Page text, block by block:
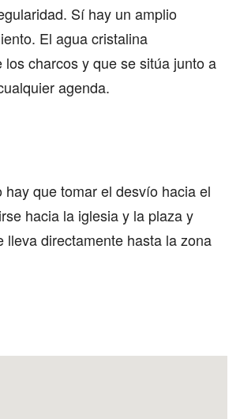
Sí hay un amplio
El agua cristalina
charcos y que se sitúa junto a
agenda.
que tomar el desvío hacia el
hacia la iglesia y la plaza y
directamente hasta la zona